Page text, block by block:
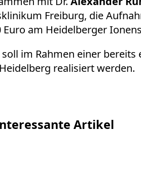
Freiburg, die
Euro am Heidelberger
soll im Rahmen einer
realisiert werden.
Artikel